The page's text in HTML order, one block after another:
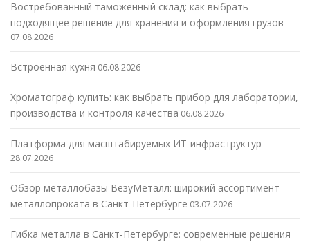
Востребованный таможенный склад: как выбрать
подходящее решение для хранения и оформления грузов
07.08.2026
Встроенная кухня 06.08.2026
Хроматограф купить: как выбрать прибор для лаборатории,
производства и контроля качества 06.08.2026
Платформа для масштабируемых ИТ-инфраструктур
28.07.2026
Обзор металлобазы ВезуМеталл: широкий ассортимент
металлопроката в Санкт-Петербурге 03.07.2026
Гибка металла в Санкт-Петербурге: современные решения